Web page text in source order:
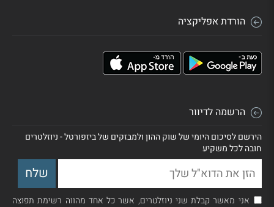
הורדת אפליקציה
הרשמה לדיוור
הירשם לסיכום היומי של שוק ההון ולמבזקים של ביזפורטל - ניוזלטרים
חובה לכל משקיע
אני מאשר קבלת שני ניוזלטרים, אשר כל אחד מהווה רשימת תפוצה